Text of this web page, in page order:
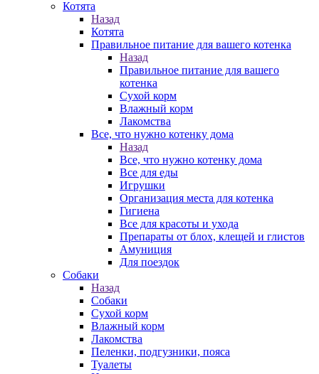
Котята
Назад
Котята
Правильное питание для вашего котенка
Назад
Правильное питание для вашего
котенка
Сухой корм
Влажный корм
Лакомства
Все, что нужно котенку дома
Назад
Все, что нужно котенку дома
Все для еды
Игрушки
Организация места для котенка
Гигиена
Все для красоты и ухода
Препараты от блох, клещей и глистов
Амуниция
Для поездок
Собаки
Назад
Собаки
Сухой корм
Влажный корм
Лакомства
Пеленки, подгузники, пояса
Туалеты